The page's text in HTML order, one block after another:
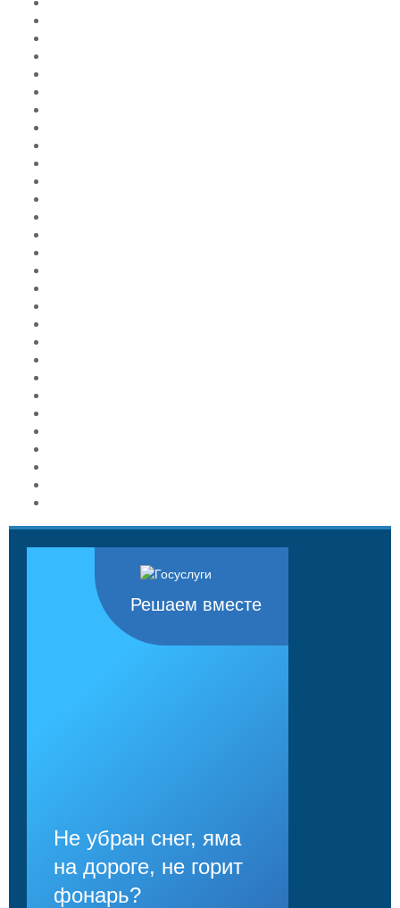
Решаем вместе
Не убран снег, яма
на дороге, не горит
фонарь?